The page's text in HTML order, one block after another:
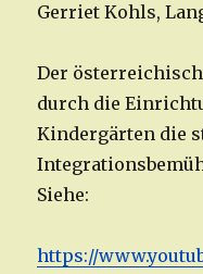
Gerriet Kohls,
Der
durch die
Kindergärten die
Siehe:
https://